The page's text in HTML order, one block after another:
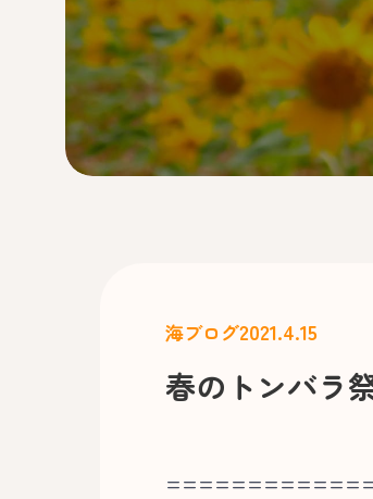
海ブログ2021.4.15
春のトンバラ